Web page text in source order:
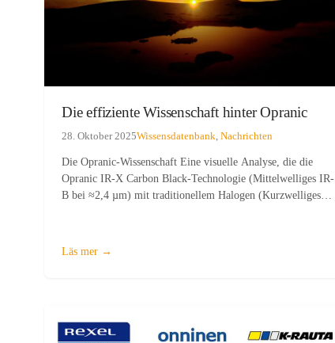
Die effiziente Wissenschaft hinter Opranic
28. Oktober 2025Wissensdatenbank Nachrichten
Die Opranic-Wissenschaft Eine visuelle Analyse, die die
Opranic IR-X Carbon Black-Technologie (Mittelwelliges IR-
B bei ≈2,4 µm) mit traditionellem Halogen (Kurzwelliges